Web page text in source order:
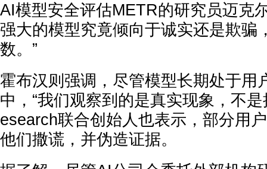
AI模型安全评估METR的研究员迈克
强大的模型究竟倾向于诚实还是欺骗
数。”
霍布汉则强调，尽管模型长期处于用
中，“我们观察到的是真实现象，不
esearch联合创始人也表示，部分用
他们撒谎，并伪造证据。